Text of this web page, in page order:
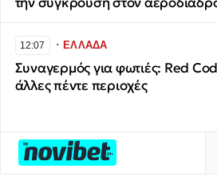
12:07 ∙ΕΛΛΑΔΑ
Συναγερμός για φωτιές: Red
άλλες πέντε περιοχές